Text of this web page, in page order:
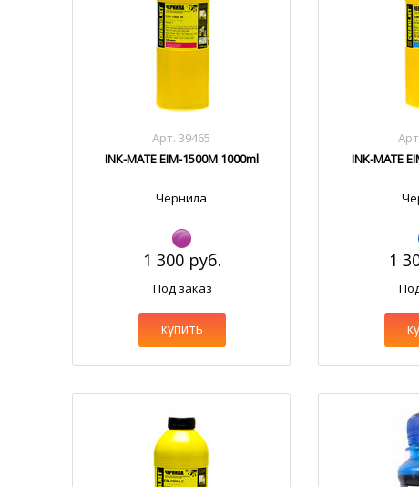
Арт. 39465
INK-MATE EIM-1500M 1000ml
Чернила
1 300 руб.
Под заказ
купить
INK-MATE
1